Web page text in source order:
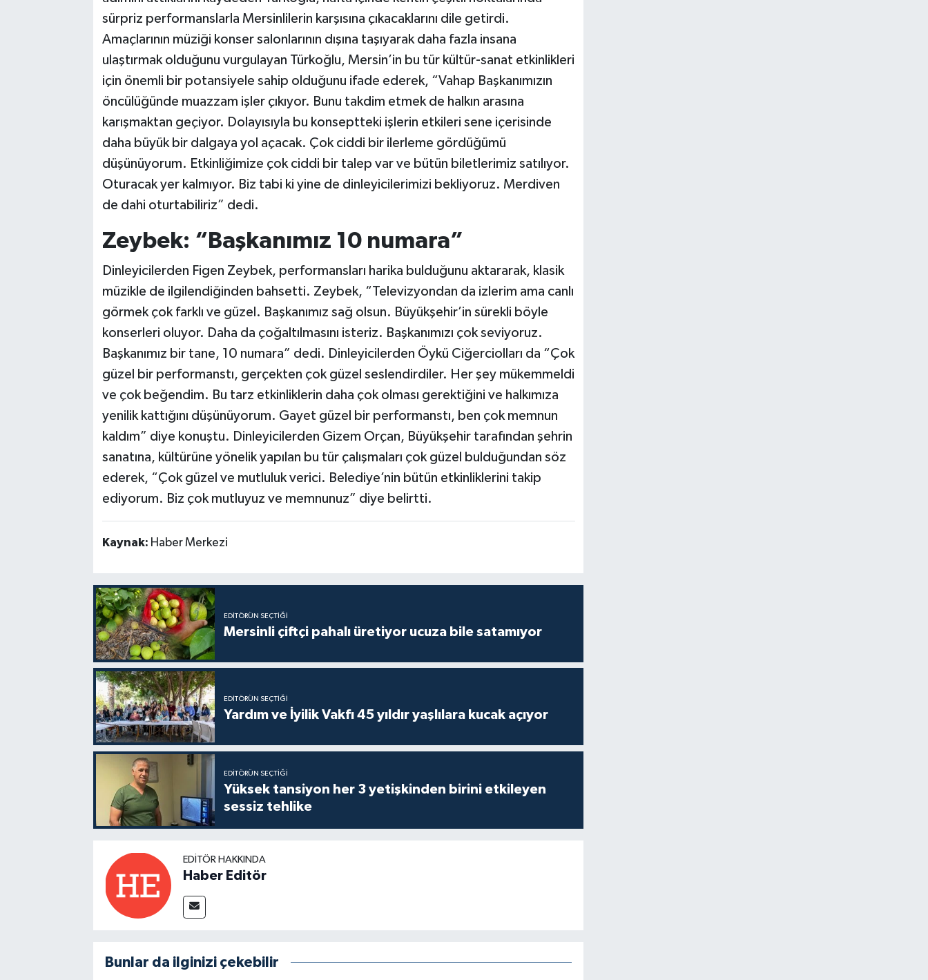
sürpriz performanslarla Mersinlilerin karşısına çıkacaklarını dile getirdi.
Amaçlarının müziği konser salonlarının dışına taşıyarak daha fazla insana
ulaştırmak olduğunu vurgulayan Türkoğlu, Mersin’in bu tür kültür-sanat etkinlikleri
için önemli bir potansiyele sahip olduğunu ifade ederek, “Vahap Başkanımızın
öncülüğünde muazzam işler çıkıyor. Bunu takdim etmek de halkın arasına
karışmaktan geçiyor. Dolayısıyla bu konseptteki işlerin etkileri sene içerisinde
daha büyük bir dalgaya yol açacak. Çok ciddi bir ilerleme gördüğümü
düşünüyorum. Etkinliğimize çok ciddi bir talep var ve bütün biletlerimiz satılıyor.
Oturacak yer kalmıyor. Biz tabi ki yine de dinleyicilerimizi bekliyoruz. Merdiven
de dahi oturtabiliriz” dedi.
Zeybek: “Başkanımız 10 numara”
Dinleyicilerden Figen Zeybek, performansları harika bulduğunu aktararak, klasik
müzikle de ilgilendiğinden bahsetti. Zeybek, “Televizyondan da izlerim ama canlı
görmek çok farklı ve güzel. Başkanımız sağ olsun. Büyükşehir’in sürekli böyle
konserleri oluyor. Daha da çoğaltılmasını isteriz. Başkanımızı çok seviyoruz.
Başkanımız bir tane, 10 numara” dedi. Dinleyicilerden Öykü Ciğerciolları da “Çok
güzel bir performanstı, gerçekten çok güzel seslendirdiler. Her şey mükemmeldi
ve çok beğendim. Bu tarz etkinliklerin daha çok olması gerektiğini ve halkımıza
yenilik kattığını düşünüyorum. Gayet güzel bir performanstı, ben çok memnun
kaldım” diye konuştu. Dinleyicilerden Gizem Orçan, Büyükşehir tarafından şehrin
sanatına, kültürüne yönelik yapılan bu tür çalışmaları çok güzel bulduğundan söz
ederek, “Çok güzel ve mutluluk verici. Belediye’nin bütün etkinliklerini takip
ediyorum. Biz çok mutluyuz ve memnunuz” diye belirtti.
Kaynak: Haber Merkezi
EDITÖRÜN SEÇTIĞI
Mersinli çiftçi pahalı üretiyor ucuza bile satamıyor
EDITÖRÜN SEÇTIĞI
Yardım ve İyilik Vakfı 45 yıldır yaşlılara kucak açıyor
EDITÖRÜN SEÇTIĞI
Yüksek tansiyon her 3 yetişkinden birini etkileyen
sessiz tehlike
EDITÖR HAKKINDA
Haber Editör
Bunlar da ilginizi çekebilir